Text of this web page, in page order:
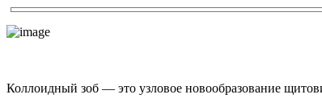
Коллоидный зоб — это узловое новообразование